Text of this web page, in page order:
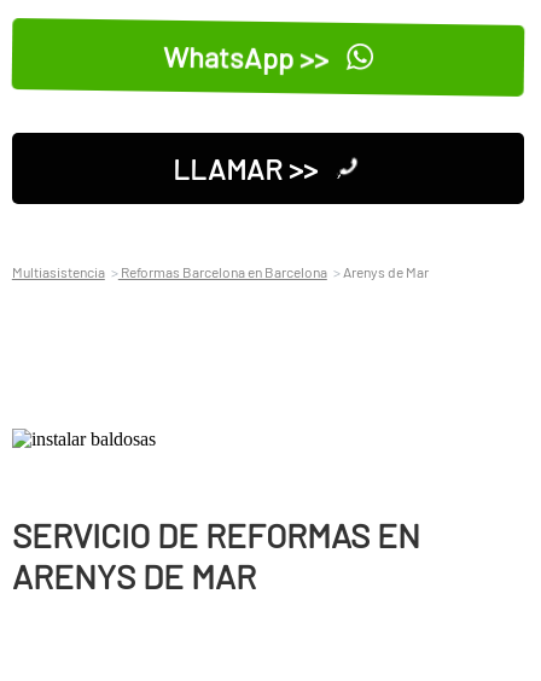
WhatsApp >>
LLAMAR >>
Multiasistencia Reformas Barcelona en Barcelona Arenys de Mar
SERVICIO DE REFORMAS EN
ARENYS DE MAR